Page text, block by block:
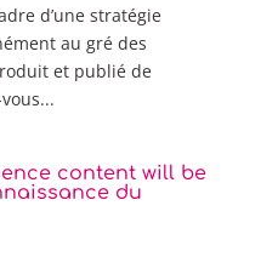
d’une stratégie
au gré des
et publié de
content will be
du